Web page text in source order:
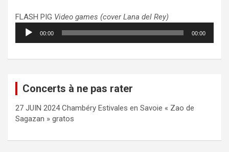
FLASH PIG Video games (cover Lana del Rey)
Lecteur
audio
00:00 00:00
Concerts à ne pas rater
27 JUIN 2024 Chambéry Estivales en Savoie « Zao de
Sagazan » gratos